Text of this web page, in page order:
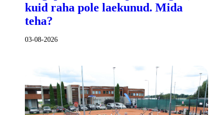
kuid raha pole laekunud. Mida
teha?
03-08-2026